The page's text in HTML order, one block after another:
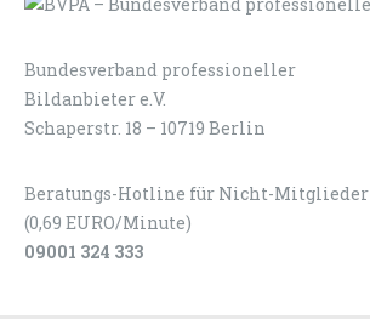
Bundesverband professioneller
Bildanbieter e.V.
Schaperstr. 18 – 10719 Berlin
Beratungs-Hotline für Nicht-Mitglieder
(0,69 EURO/Minute)
09001 324 333